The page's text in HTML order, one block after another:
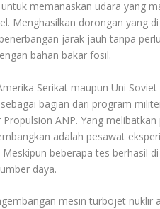
memanaskan udara yang
Menghasilkan dorongan yang
jarak jauh tanpa
bahan bakar fosil.
Serikat maupun Uni
bagian dari program
ANP. Yang
adalah pesawat
beberapa tes berhasil
daya.
mesin turbojet nuklir